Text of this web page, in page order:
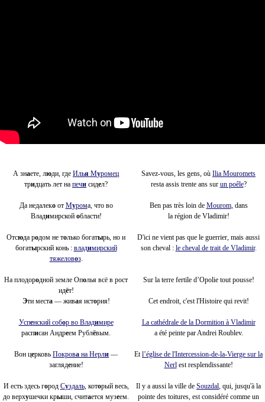
А знаете, люди, где Илья Муромец
тридцать лет на печи сидел?
Да недалекоот Мурома, что во
Владимирской области!
Отсюда родом не только богатырь, но и
богатырский конь : владимирский
тяжеловоз.
На плодородной земле Ополья всё в рост
идёт!
Savez-vous, les gens, où Ilia Mouromets
resta assis trente ans sur un poêle?
Ben pas très loin de Mourom, dans
la région de Vladimir!
D'ici ne vient pas que le guerrier, mais aussi
son cheval : le cheval de trait de Vladimir.
Sur la terre fertile d’Opolie tout pousse!
Эти места— живая история!
Успенский собор во Владимире
расписан Андреем Рублёвым.
Вон церковь Покрова на Нерли —
заглядение!
И есть здесь город Суздаль, который весь,
до верхушечки крыши, считается музеем.
Cet endroit, c'est l'Histoire qui revit!
La cathédrale de la Dormition à Vladimir
a été peinte par Andrei Roublev.
Etl’église de l'Intercession-de-la-Vierge sur la
Nerlest resplendissante!
Il y a aussi la ville de Souzdal, qui, jusqu'à la
pointe des toitures, est considéré comme un